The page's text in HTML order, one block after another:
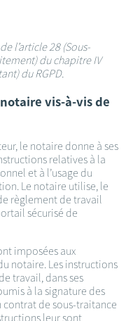
l’article 28 (Sous-
du chapitre IV
du RGPD.
vis-à-vis de
le notaire donne à ses
relatives à la
et à l’usage du
Le notaire utilise, le
règlement de travail
sécurisé de
imposées aux
notaire. Les instructions
travail, dans ses
à la signature des
contrat de sous-traitance
leur sont